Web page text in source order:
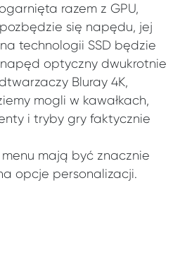
razem z GPU,
się napędu, jej
technologii SSD będzie
optyczny dwukrotnie
Bluray 4K,
mogli w kawałkach,
i tryby gry faktycznie
mają być znacznie
opcje personalizacji.